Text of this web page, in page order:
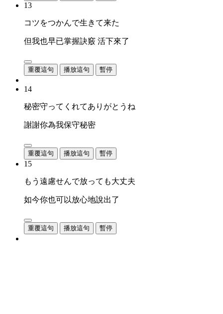
13
コツをつかんで生きて来た
但我也早已掌握訣竅 活下來了
重覆這句 播放這句 暫停
14
秘密守ってくれてありがとうね
謝謝你為我保守秘密
重覆這句 播放這句 暫停
15
もう遠慮せんで放っても大丈夫
如今你也可以放心地說出了
重覆這句 播放這句 暫停